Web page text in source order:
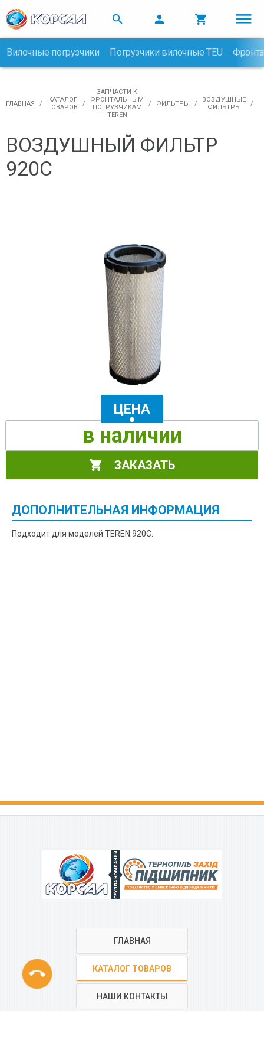
phone
  
Вилочные погрузчики Погрузчики вилочные TEU
ГЛАВНАЯ
КАТАЛОГ
ТОВАРОВ
ЗАПЧАСТИ К
ФРОНТАЛЬНЫМ
ПОГРУЗЧИКАМ
TEREN
ФИЛЬТРЫ
ВОЗДУШНЫЕ
ФИЛЬТРЫ
ВОЗДУШНЫЙ ФИЛЬТР
920С
в наличии
ЦЕНА
ЗАКАЗАТЬ
ДОПОЛНИТЕЛЬНАЯ ИНФОРМАЦИЯ
Подходит для моделей TEREN:920С.
ГРУППА КОМПАНИЙ
ГЛАВНАЯ
КАТАЛОГ ТОВАРОВ
НАШИ КОНТАКТЫ